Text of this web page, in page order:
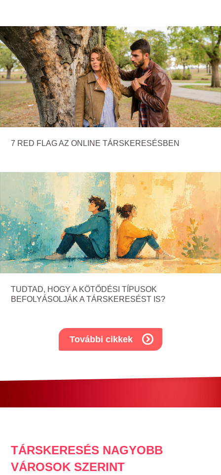
7 RED FLAG AZ ONLINE TÁRSKERESÉSBEN
TUDTAD, HOGY A KÖTŐDÉSI TÍPUSOK
BEFOLYÁSOLJÁK A TÁRSKERESÉST IS?
További cikkek
TÁRSKERESÉS NAGYOBB
VÁROSOK SZERINT